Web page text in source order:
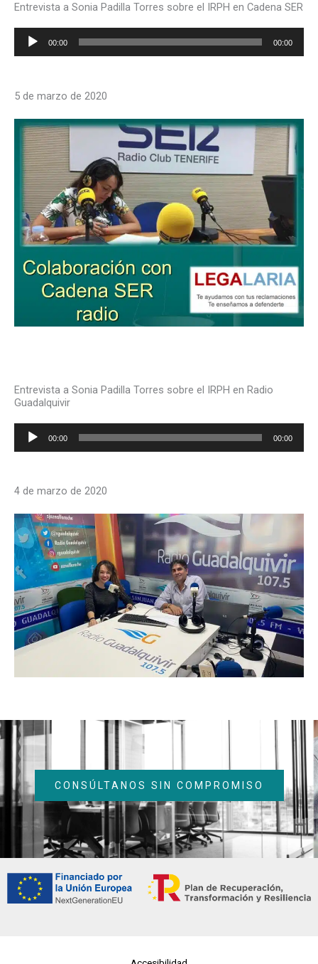
Entrevista a Sonia Padilla Torres sobre el IRPH en Cadena SER
Reproductor
00:00 00:00
5 de marzo de 2020
Entrevista a Sonia Padilla Torres sobre el IRPH en Radio
Guadalquivir
Reproductor
00:00 00:00
4 de marzo de 2020
CONSÚLTANOS SIN COMPROMISO